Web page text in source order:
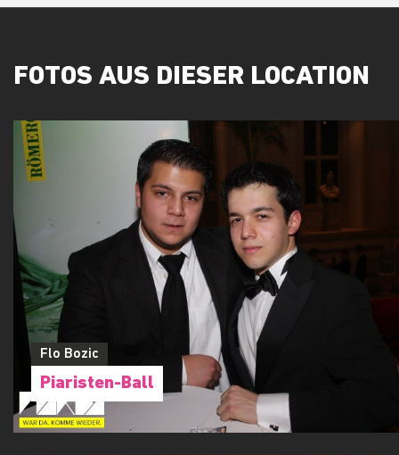
FOTOS AUS DIESER LOCATION
Flo Bozic
Piaristen-Ball